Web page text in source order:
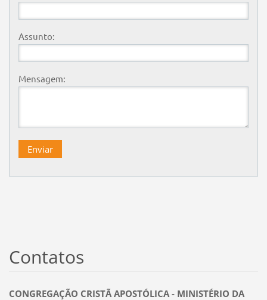
Assunto:
Mensagem:
Contatos
CONGREGAÇÃO CRISTÃ APOSTÓLICA - MINISTÉRIO DA